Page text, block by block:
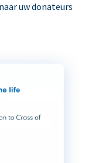
uw donateurs